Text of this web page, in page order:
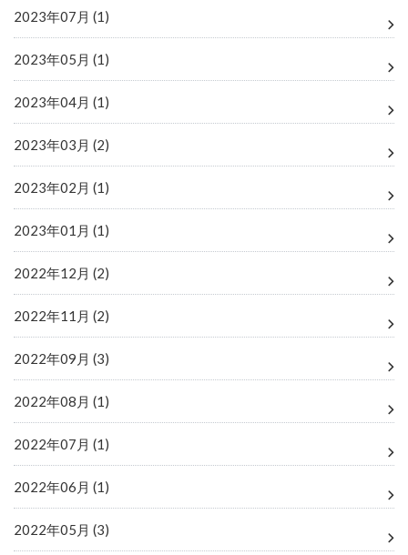
2023年07月 (1)
2023年05月 (1)
2023年04月 (1)
2023年03月 (2)
2023年02月 (1)
2023年01月 (1)
2022年12月 (2)
2022年11月 (2)
2022年09月 (3)
2022年08月 (1)
2022年07月 (1)
2022年06月 (1)
2022年05月 (3)